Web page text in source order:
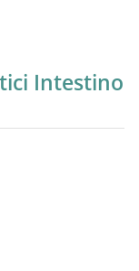
Intestino